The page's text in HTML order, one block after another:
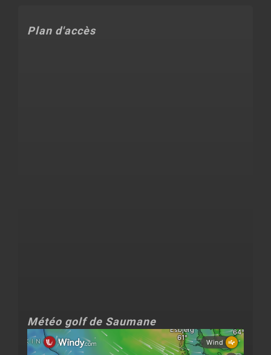
Plan d'accès
Météo golf de Saumane